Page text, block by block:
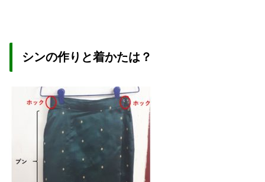
シンの作りと着かたは？